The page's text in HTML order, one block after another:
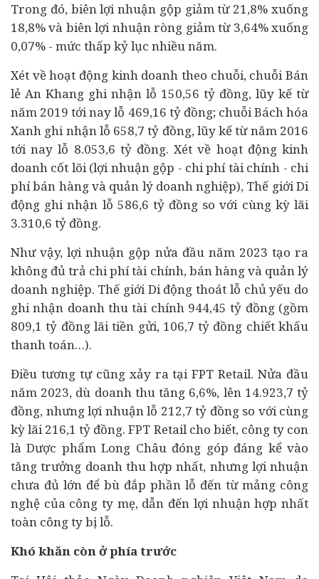
Trong đó, biên lợi nhuận gộp giảm từ 21,8% xuống
18,8% và biên lợi nhuận ròng giảm từ 3,64% xuống
0,07% - mức thấp kỷ lục nhiều năm.
Xét về hoạt động kinh doanh theo chuỗi, chuỗi Bán
lẻ An Khang ghi nhận lỗ 150,56 tỷ đồng, lũy kế từ
năm 2019 tới nay lỗ 469,16 tỷ đồng; chuỗi Bách hóa
Xanh ghi nhận lỗ 658,7 tỷ đồng, lũy kế từ năm 2016
tới nay lỗ 8.053,6 tỷ đồng. Xét về hoạt động kinh
doanh cốt lõi (lợi nhuận gộp - chi phítài chính - chi
phí bán hàng và quản lý doanh nghiệp), Thế giới Di
động ghi nhận lỗ 586,6 tỷ đồng so với cùng kỳ lãi
3.310,6 tỷ đồng.
Như vậy, lợi nhuận gộp nửa đầu năm 2023 tạo ra
không đủ trả chi phí tài chính, bán hàng và quản lý
doanh nghiệp. Thế giới Di động thoát lỗ chủ yếu do
ghi nhận doanh thu tài chính 944,45 tỷ đồng (gồm
809,1 tỷ đồng lãi tiền gửi, 106,7 tỷ đồng chiết khấu
thanh toán…).
Điều tương tự cũng xảy ra tại FPT Retail. Nửa đầu
năm 2023, dù doanh thu tăng 6,6%, lên 14.923,7 tỷ
đồng, nhưng lợi nhuận lỗ 212,7 tỷ đồng so với cùng
kỳ lãi 216,1 tỷ đồng. FPT Retail cho biết, công ty con
là Dược phẩm Long Châu đóng góp đáng kể vào
tăng trưởng doanh thu hợp nhất, nhưng lợi nhuận
chưa đủ lớn để bù đắp phần lỗ đến từ mảng công
nghệ của công ty mẹ, dẫn đến lợi nhuận hợp nhất
toàn công ty bị lỗ.
Khó khăn còn ở phía trước